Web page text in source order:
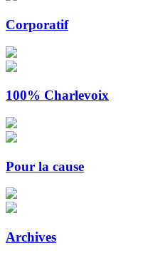
Corporatif
100% Charlevoix
Pour la cause
Archives